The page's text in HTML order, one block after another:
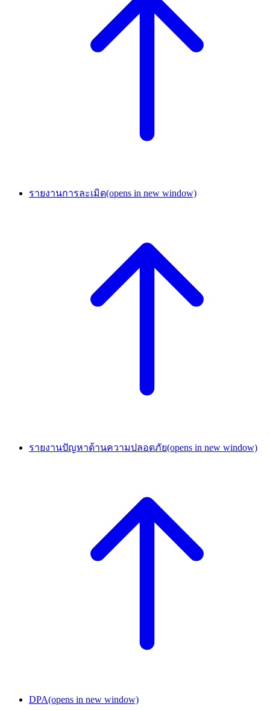
รายงานการละเมิด(opens in new window)
รายงานปัญหาด้านความปลอดภัย(opens in new window)
DPA(opens in new window)